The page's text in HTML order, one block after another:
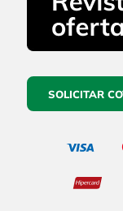
SOLICITAR